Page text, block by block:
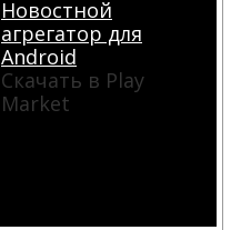
Новостной
агрегатор для
Android
Скачать в Play
Market